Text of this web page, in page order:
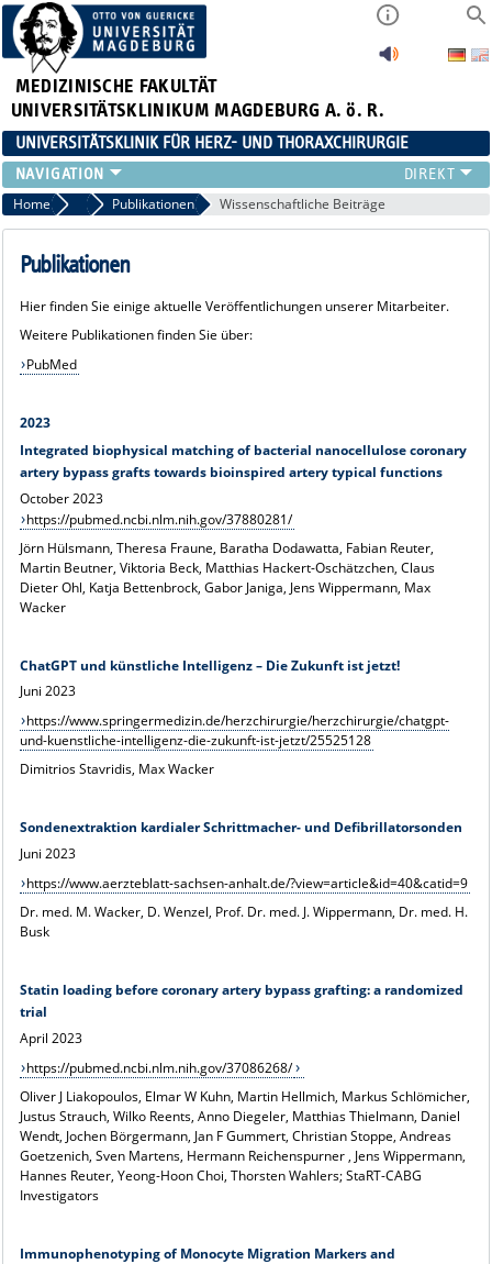
MEDIZINISCHE FAKULTÄT
UNIVERSITÄTSKLINIKUM MAGDEBURG A. ö. R.
UNIVERSITÄTSKLINIK FÜR HERZ- UND THORAXCHIRURGIE
NOTRUFNUMMER & PATIENTENAUSKUNFT
AKTUELLES UND VERANSTALTUNGEN
AMBULANZ- UND OP-TERMINE / BEFUNDANFORDERUNG
THORAXCHIRURGIE
TEAM
KLINIK
Home ForschungPublikationen Wissenschaftliche Beiträge
Publikationen
Hier finden Sie einige aktuelle Veröffentlichungen unserer Mitarbeiter.
Weitere Publikationen finden Sie über:
PubMed
2023
Integrated biophysical matching of bacterial nanocellulose coronary
artery bypass grafts towards bioinspired artery typical functions
October 2023
https://pubmed.ncbi.nlm.nih.gov/37880281/
Jörn Hülsmann, Theresa Fraune, Baratha Dodawatta, Fabian Reuter,
Martin Beutner, Viktoria Beck, Matthias Hackert-Oschätzchen, Claus
Dieter Ohl, Katja Bettenbrock, Gabor Janiga, Jens Wippermann, Max
Wacker
ChatGPT und künstliche Intelligenz – Die Zukunft ist jetzt!
Juni 2023
https://www.springermedizin.de/herzchirurgie/herzchirurgie/chatgpt-
und-kuenstliche-intelligenz-die-zukunft-ist-jetzt/25525128
Dimitrios Stavridis, Max Wacker
Sondenextraktion kardialer Schrittmacher- und Defibrillatorsonden
Juni 2023
https://www.aerzteblatt-sachsen-anhalt.de/?view=article&id=40&catid=9
Dr. med. M. Wacker, D. Wenzel, Prof. Dr. med. J. Wippermann, Dr. med. H.
Busk
Statin loading before coronary artery bypass grafting: a randomized
trial
April 2023
https://pubmed.ncbi.nlm.nih.gov/37086268/
Oliver J Liakopoulos, Elmar W Kuhn, Martin Hellmich, Markus Schlömicher,
Justus Strauch, Wilko Reents, Anno Diegeler, Matthias Thielmann, Daniel
Wendt, Jochen Börgermann, Jan F Gummert, Christian Stoppe, Andreas
Goetzenich, Sven Martens, Hermann Reichenspurner , Jens Wippermann,
Hannes Reuter, Yeong-Hoon Choi, Thorsten Wahlers; StaRT-CABG
Investigators
Immunophenotyping of Monocyte Migration Markers and